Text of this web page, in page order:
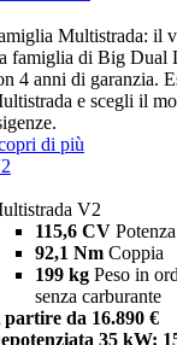
Multistrada: il
famiglia di Big Dual
4 anni di garanzia.
e scegli il
di più
V2
115,6 CV Potenza
92,1 Nm Coppia
199 kg Peso in
senza carburante
partire da 16.890 €
35 kW: